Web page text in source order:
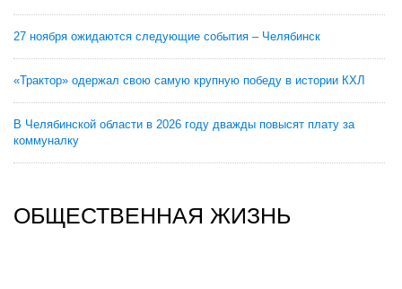
27 ноября ожидаются следующие события – Челябинск
«Трактор» одержал свою самую крупную победу в истории КХЛ
В Челябинской области в 2026 году дважды повысят плату за
коммуналку
ОБЩЕСТВЕННАЯ ЖИЗНЬ